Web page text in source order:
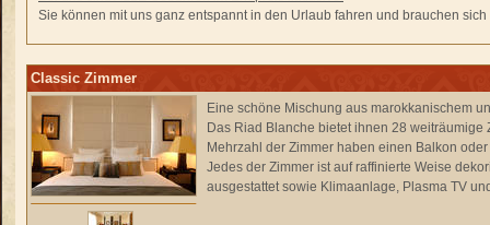
Sie können mit uns ganz entspannt in den Urlaub fahren und brauchen
Classic Zimmer
Eine schöne Mischung aus marokkanischem
Das Riad Blanche bietet ihnen 28
Mehrzahl der Zimmer haben einen Balkon
Jedes der Zimmer ist auf raffinierte Weise
ausgestattet sowie Klimaanlage, Plasma TV